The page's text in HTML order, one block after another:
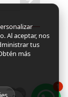
1
Al aceptar, nos
tus
más